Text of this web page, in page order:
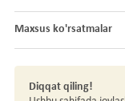
Maxsus ko'rsatmalar
Diqqat qiling!